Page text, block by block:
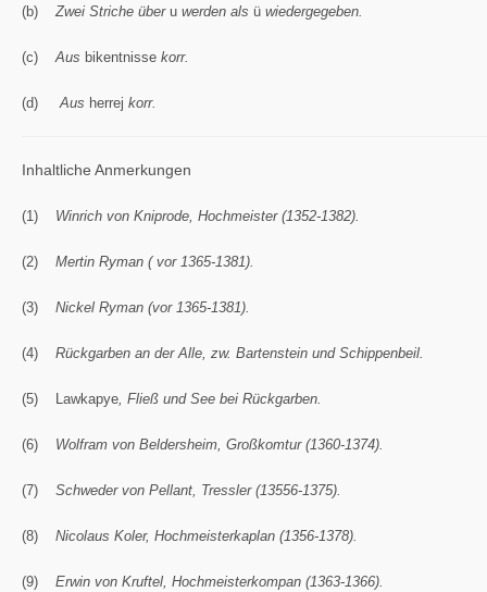
(b)Zwei Striche überu werden als ü wiedergegeben.
(c)Aus bikentnisse korr.
(d)Aus herrej korr.
Inhaltliche Anmerkungen
(1) Winrich von Kniprode, Hochmeister (1352-1382).
(2) Mertin Ryman ( vor 1365-1381).
(3) Nickel Ryman (vor 1365-1381).
(4) Rückgarben an der Alle, zw. Bartenstein und Schippenbeil.
(5) Lawkapye, Fließ und See bei Rückgarben.
(6) Wolfram von Beldersheim, Großkomtur (1360-1374).
(7) Schweder von Pellant, Tressler (13556-1375).
(8) Nicolaus Koler, Hochmeisterkaplan (1356-1378).
(9) Erwin von Kruftel, Hochmeisterkompan (1363-1366).